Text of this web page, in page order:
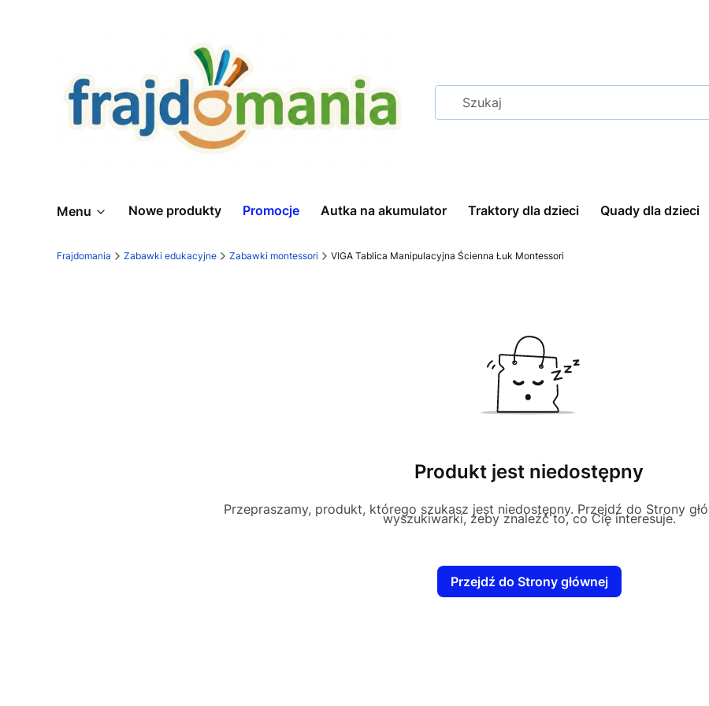
Menu Nowe produkty Promocje Autka na akumulator Traktory dla dzieci Quady dla dzieci
Frajdomania Zabawki edukacyjne Zabawki montessori VIGA Tablica Manipulacyjna Ścienna Łuk Montessori
Produkt jest niedostępny
Przepraszamy, produkt, którego szukasz jest niedostępny. Przejdź do Strony
wyszukiwarki, żeby znaleźć to, co Cię interesuje.
Przejdź do Strony głównej